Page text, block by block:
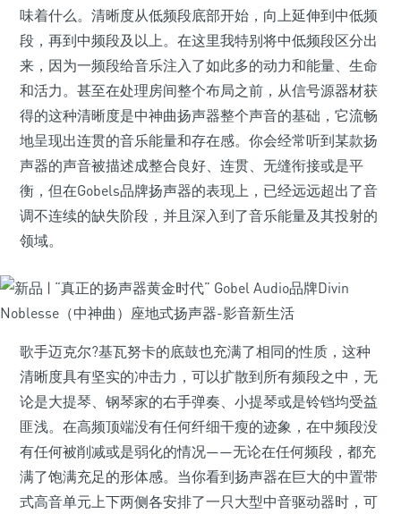
味着什么。清晰度从低频段底部开始，向上延伸到中低频
段，再到中频段及以上。在这里我特别将中低频段区分出
来，因为一频段给音乐注入了如此多的动力和能量、生命
和活力。甚至在处理房间整个布局之前，从信号源器材获
得的这种清晰度是中神曲扬声器整个声音的基础，它流畅
地呈现出连贯的音乐能量和存在感。你会经常听到某款扬
声器的声音被描述成整合良好、连贯、无缝衔接或是平
衡，但在Gobels品牌扬声器的表现上，已经远远超出了音
调不连续的缺失阶段，并且深入到了音乐能量及其投射的
领域。
歌手迈克尔?基瓦努卡的底鼓也充满了相同的性质，这种
清晰度具有坚实的冲击力，可以扩散到所有频段之中，无
论是大提琴、钢琴家的右手弹奏、小提琴或是铃铛均受益
匪浅。在高频顶端没有任何纤细干瘦的迹象，在中频段没
有任何被削减或是弱化的情况——无论在任何频段，都充
满了饱满充足的形体感。当你看到扬声器在巨大的中置带
式高音单元上下两侧各安排了一只大型中音驱动器时，可